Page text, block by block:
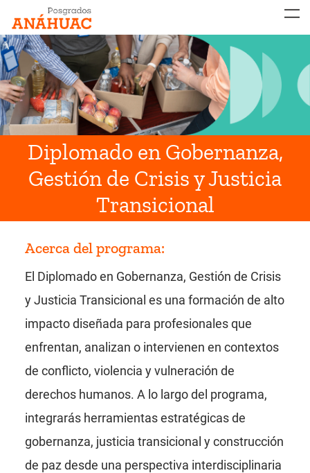
Diplomado en Gobernanza,
Gestión de Crisis y Justicia
Transicional
Acerca del programa:
El Diplomado en Gobernanza, Gestión de Crisis
y Justicia Transicional es una formación de alto
impacto diseñada para profesionales que
enfrentan, analizan o intervienen en contextos
de conflicto, violencia y vulneración de
derechos humanos. A lo largo del programa,
integrarás herramientas estratégicas de
gobernanza, justicia transicional y construcción
de paz desde una perspectiva interdisciplinaria